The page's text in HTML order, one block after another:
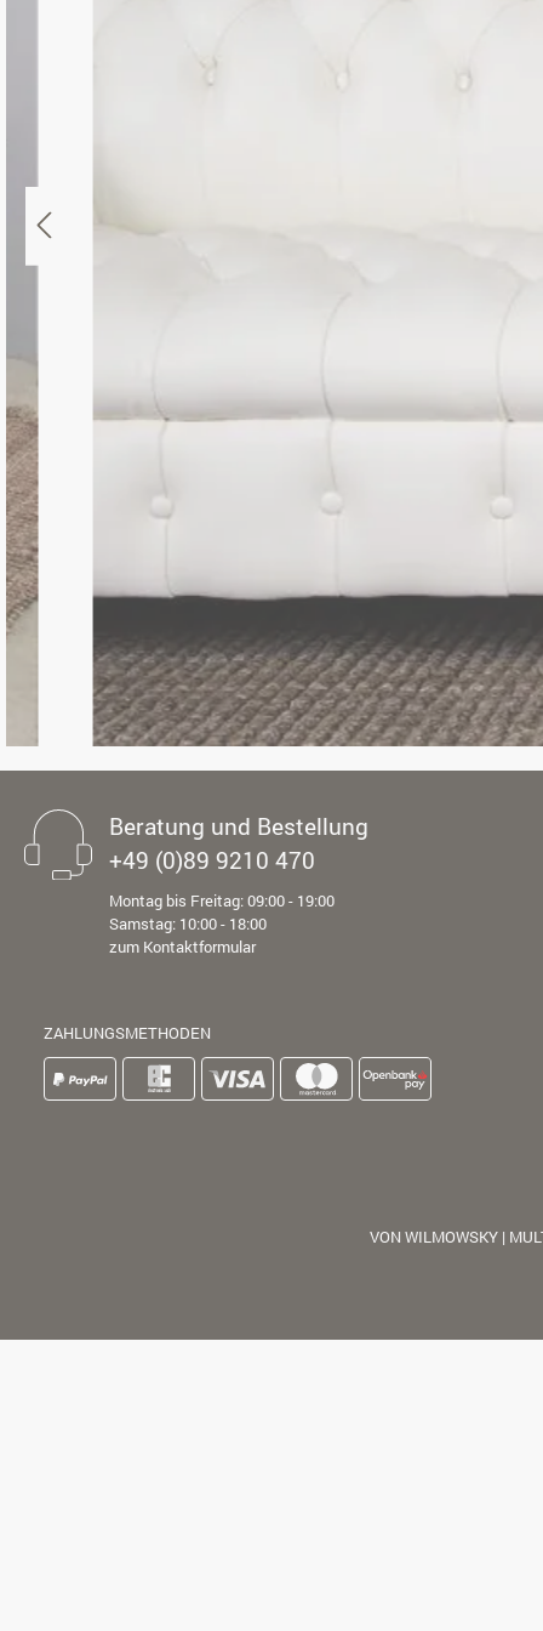
Beratung und Bestellung
+49 (0)89 9210 470
Montag bis Freitag: 09:00 - 19:00
Samstag: 10:00 - 18:00
zum Kontaktformular
ZAHLUNGSMETHODEN
VON WILMOWSKY |